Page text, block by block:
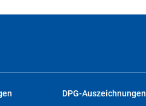
DPG-Auszeichnungen